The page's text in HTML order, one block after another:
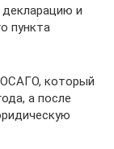
и
пункта
ОСАГО, который
а после